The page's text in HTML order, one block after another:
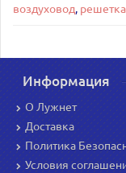
воздуховод, решетка
Информация
О Лужнет
Доставка
Политика
Условия